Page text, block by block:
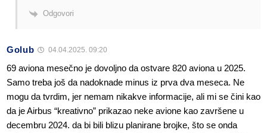
Odgovori
Golub 04.04.2025. 09:20
69 aviona mesečno je dovoljno da ostvare 820 aviona u 2025.
Samo treba još da nadoknade minus iz prva dva meseca. Ne
mogu da tvrdim, jer nemam nikakve informacije, ali mi se čini kao
da je Airbus “kreativno” prikazao neke avione kao završene u
decembru 2024. da bi bili blizu planirane brojke, što se onda